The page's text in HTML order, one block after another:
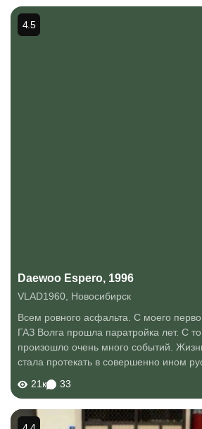
Daewoo Espero, 1996
VLAD1960, Новосибирск
Всем ровного асфальта. С моего
ГАЗ Волга прошла паратройка лет. С
произошло очень много событий.
стала протекать в совершенно ином
любимую Волгу я давно продал, в
она до сих пор, моя Белоснежка. Ох...
21к 33
4.5